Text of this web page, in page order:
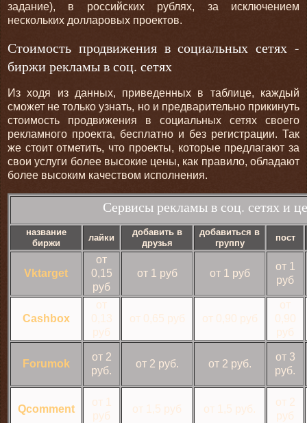
задание), в российских рублях, за исключением
нескольких долларовых проектов.
Стоимость продвижения в социальных сетях -
биржи рекламы в соц. сетях
Из ходя из данных, приведенных в таблице, каждый
сможет не только узнать, но и предварительно прикинуть
стоимость продвижения в социальных сетях своего
рекламного проекта, бесплатно и без регистрации. Так
же стоит отметить, что проекты, которые предлагают за
свои услуги более высокие цены, как правило, обладают
более высоким качеством исполнения.
Сервисы рекламы в соц. сетях и
название
биржи
лайки
добавить в
друзья
добавиться в
группу
пост
Vktarget
от
0,15
руб
от 1 руб от 1 руб
от 1
руб
Cashbox
от
0,13
руб
от 0,65 руб от 0,90 руб
от
0,90
руб
Forumok
от 2
руб.
от 2 руб. от 2 руб.
от 3
руб.
Qcomment
от 1
руб
от 1,5 руб от 1,5 руб.
от 2
руб